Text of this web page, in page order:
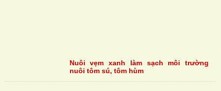
Nuôi vẹm xanh làm sạch môi trường
nuôi tôm sú, tôm hùm